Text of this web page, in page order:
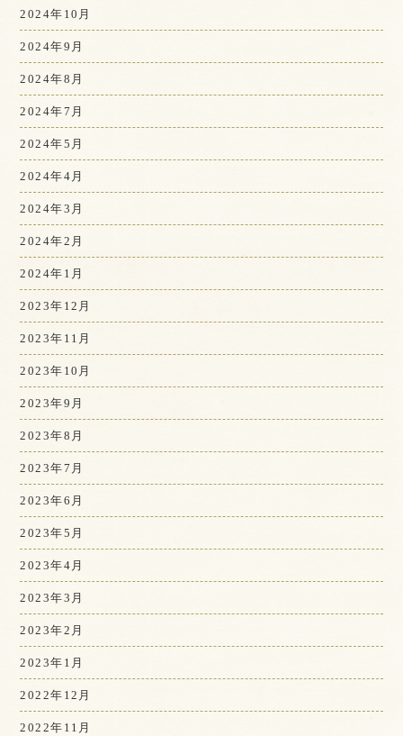
2024年10月
2024年9月
2024年8月
2024年7月
2024年5月
2024年4月
2024年3月
2024年2月
2024年1月
2023年12月
2023年11月
2023年10月
2023年9月
2023年8月
2023年7月
2023年6月
2023年5月
2023年4月
2023年3月
2023年2月
2023年1月
2022年12月
2022年11月